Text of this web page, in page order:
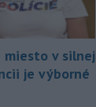
miesto v silnej
je výborné